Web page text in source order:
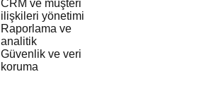
CRM ve müşteri
ilişkileri yönetimi
Raporlama ve
analitik
Güvenlik ve veri
koruma